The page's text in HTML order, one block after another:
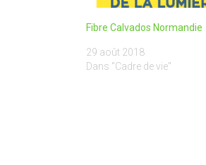
Fibre Calvados Normandie
29 août 2018
Dans "Cadre de vie"